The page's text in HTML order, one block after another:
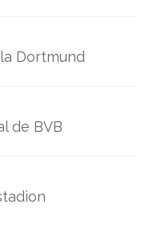
Dortmund
de BVB